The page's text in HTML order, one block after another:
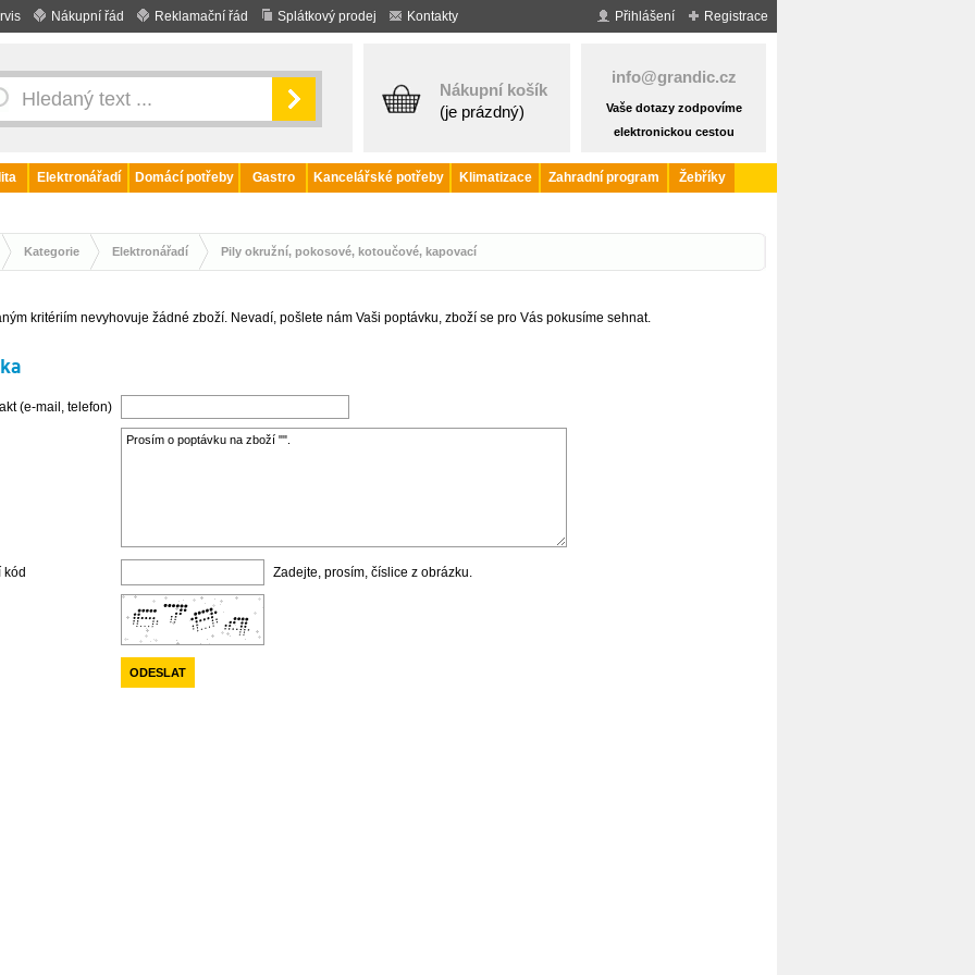
Nákupní řád Reklamační řád Splátkový prodej Kontakty Registrace
Přihlášení
Nákupní košík
(je prázdný)
info@grandic.cz
Vaše dotazy zodpovíme
elektronickou cestou
Elektronářadí Domácí potřeby Gastro Kancelářské potřeby Klimatizace Zahradní program
Žebříky
Kategorie Elektronářadí Pily okružní, pokosové, kotoučové, kapovací
kritériím nevyhovuje žádné zboží. Nevadí, pošlete nám Vaši poptávku, zboží se pro Vás pokusíme sehnat.
(e-mail, telefon)
kód Zadejte, prosím, číslice z obrázku.